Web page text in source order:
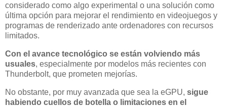
considerado como algo experimental o una solución como
última opción para mejorar el rendimiento en videojuegos y
programas de renderizado ante ordenadores con recursos
limitados.
Con el avance tecnológico se están volviendo más
usuales, especialmente por modelos más recientes con
Thunderbolt, que prometen mejorías.
No obstante, por muy avanzada que sea la eGPU, sigue
habiendo cuellos de botella o limitaciones en el